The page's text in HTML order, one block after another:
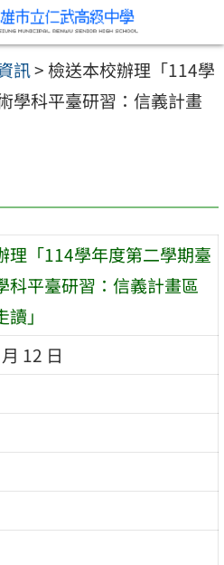
訊> 檢送本校辦理「114學
學科平臺研習：信義計畫
理「114學年度第二學期臺
科平臺研習：信義計畫區
」
12 日